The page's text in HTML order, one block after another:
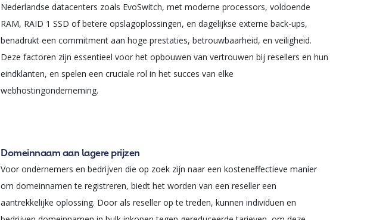
Nederlandse datacenters zoals EvoSwitch, met moderne processors, voldoende
RAM, RAID 1 SSD of betere opslagoplossingen, en dagelijkse externe back-ups,
benadrukt een commitment aan hoge prestaties, betrouwbaarheid, en veiligheid.
Deze factoren zijn essentieel voor het opbouwen van vertrouwen bij resellers en hun
eindklanten, en spelen een cruciale rol in het succes van elke
webhostingonderneming.
Domeinnaam aan lagere prijzen
Voor ondernemers en bedrijven die op zoek zijn naar een kosteneffectieve manier
om domeinnamen te registreren, biedt het worden van een reseller een
aantrekkelijke oplossing. Door als reseller op te treden, kunnen individuen en